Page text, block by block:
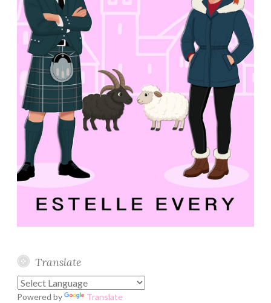
Translate
Powered by Translate